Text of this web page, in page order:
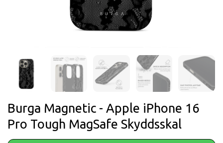
Burga Magnetic - Apple iPhone 16
Pro Tough MagSafe Skyddsskal